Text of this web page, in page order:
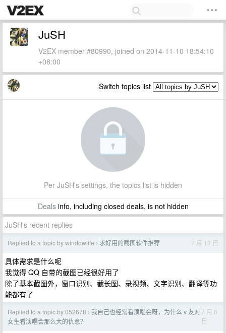
JuSH
V2EX member #80990, joined on 2014-11-10 18:54:10
+08:00
Switch topics list
Per JuSH's settings, the topics list is hidden
Dealsinfo, including closed deals, is not hidden
JuSH's recent replies
Replied to a topic by windowlife › 求好用的截图软件推荐 7 月 13 日
具体需求是什么呢
我觉得 QQ 自带的截图已经很好用了
除了基本截图外，窗口识别、截长图、录视频、文字识别、翻译等功
能都有了
Replied to a topic by 052678 › 我自己也经常看演唱会呀，为什么 v 友对
女生看演唱会那么大的仇意？
7 月 6
日